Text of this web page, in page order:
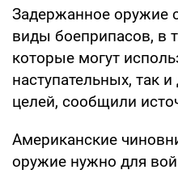
Задержанное оружие
виды боеприпасов, в
которые могут
наступательных, так
целей, сообщили
Американские
оружие нужно для